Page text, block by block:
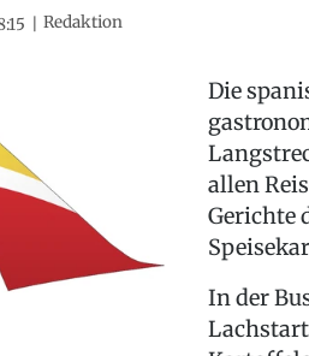
Redaktion
Die
allen
Gerichte
In der